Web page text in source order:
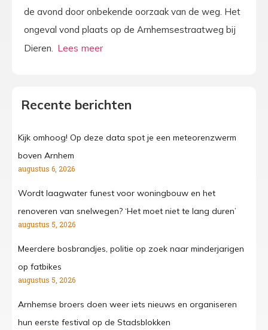
de avond door onbekende oorzaak van de weg. Het
ongeval vond plaats op de Arnhemsestraatweg bij
Dieren.
Recente berichten
Kijk omhoog! Op deze data spot je een meteorenzwerm
boven Arnhem
augustus 6, 2026
Wordt laagwater funest voor woningbouw en het
renoveren van snelwegen? ‘Het moet niet te lang duren’
augustus 5, 2026
Meerdere bosbrandjes, politie op zoek naar minderjarigen
op fatbikes
augustus 5, 2026
Arnhemse broers doen weer iets nieuws en organiseren
hun eerste festival op de Stadsblokken